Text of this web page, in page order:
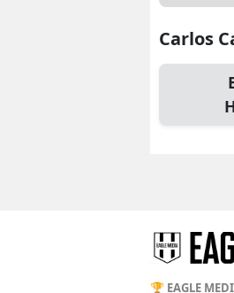
Carlos
🏆 EAGLE